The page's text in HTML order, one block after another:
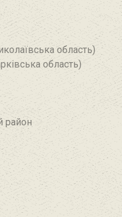
область)
область)
район